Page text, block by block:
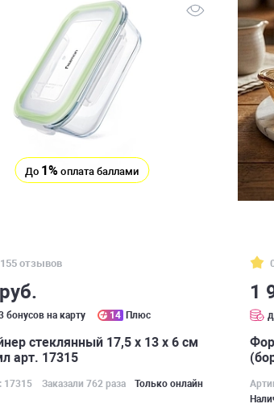
До 1% оплата баллами
155 отзывов
бонусов на карту 14 Плюс
стеклянный 17,5 х 13 х 6 см
арт. 17315
17315 Заказали 762 раза Только онлайн
1